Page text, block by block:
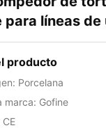
para líneas de
producto
Porcelana
marca: Gofine